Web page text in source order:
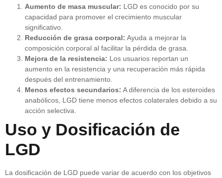
Aumento de masa muscular: LGD es conocido por su
capacidad para promover el crecimiento muscular
significativo.
Reducción de grasa corporal: Ayuda a mejorar la
composición corporal al facilitar la pérdida de grasa.
Mejora de la resistencia: Los usuarios reportan un
aumento en la resistencia y una recuperación más rápida
después del entrenamiento.
Menos efectos secundarios: A diferencia de los esteroides
anabólicos, LGD tiene menos efectos colaterales debido a su
acción selectiva.
Uso y Dosificación de
LGD
La dosificación de LGD puede variar de acuerdo con los objetivos